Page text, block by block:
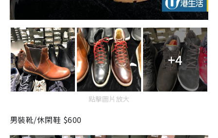
+4
點擊圖片放大
男裝靴/休閑鞋 $600